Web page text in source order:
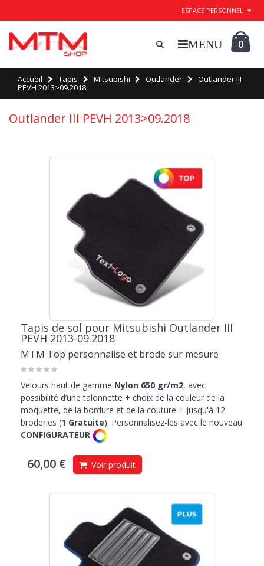
ESPACE PERSONNEL
0
Accueil Tapis Mitsubishi Outlander Outlander III
PEVH 2013>09.2018
Outlander III PEVH 2013>09.2018
Tapis de sol pour Mitsubishi Outlander III
PEVH 2013-09.2018
MTM Top personnalise et brode sur mesure
Velours haut de gamme Nylon 650 gr/m2, avec
possibilité d’une talonnette + choix de la couleur de la
moquette, de la bordure et de la couture + jusqu'à 12
broderies (1 Gratuite). Personnalisez-les avec le nouveau
CONFIGURATEUR
60,00 € Voir produit